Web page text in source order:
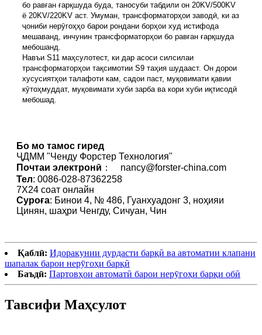
бо равған ғарқшуда буда, таносуби табдили он 20KV/500KV
ё 20KV/220KV аст. Умуман, трансформаторҳои заводӣ, ки аз
ҷониби нерӯгоҳҳо барои рондани борҳои худ истифода
мешаванд, инчунин трансформаторҳои бо равған ғарқшуда
мебошанд.
Навъи S11 маҳсулотест, ки дар асоси силсилаи
трансформаторҳои тақсимотии S9 таҳия шудааст. Он дорои
хусусиятҳои талафоти кам, садои паст, муқовимати қавии
кӯтоҳмуддат, муқовимати хуби зарба ва кори хуби иқтисодӣ
мебошад.
Бо мо тамос гиред
ҶДММ "Ченду Форстер Технология"
Почтаи электронӣ ： nancy@forster-china.com
Тел: 0086-028-87362258
7X24 соат онлайн
Суроға: Бинои 4, № 486, Гуанхуадонг 3, ноҳияи
Цинян, шаҳри Ченгду, Сичуан, Чин
Қаблӣ: Идоракунии дурдасти барқӣ ва автоматии клапани
шапалак барои нерӯгоҳи барқӣ
Баъдӣ: Партовҳои автоматӣ барои нерӯгоҳи барқи обӣ
Тавсифи Маҳсулот